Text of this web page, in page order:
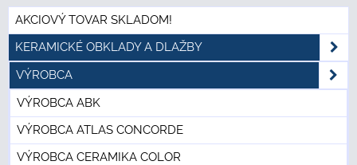
AKCIOVÝ TOVAR SKLADOM!
KERAMICKÉ OBKLADY A DLAŽBY
VÝROBCA
VÝROBCA ABK
VÝROBCA ATLAS CONCORDE
VÝROBCA CERAMIKA COLOR